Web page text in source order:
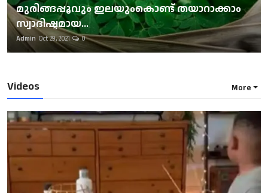
മുരിങ്ങപ്പൂവും ഇലയുംകൊണ്ട് തയാറാക്കാം
സ്വാദിഷ്ടമായ...
Admin Oct 29, 2021 0
Videos More